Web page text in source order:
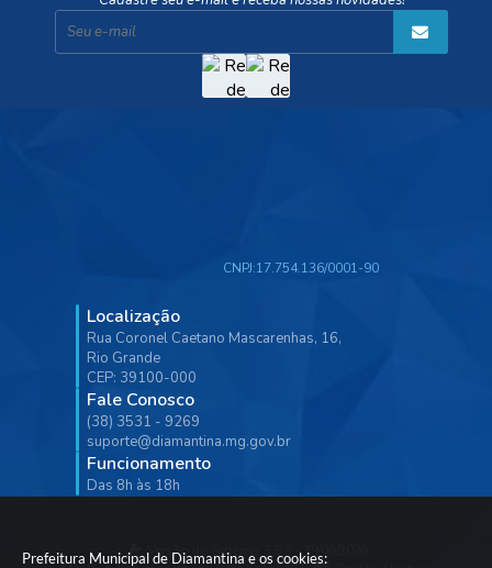
Prefeitura Municipal de Diamantina e os cookies:
Localização
Rua Coronel Caetano Mascarenhas, 16,
Rio Grande
CEP: 39100-000
Fale Conosco
(38) 3531 - 9269
suporte@diamantina.mg.gov.br
Funcionamento
Das 8h às 18h
CNPJ:17.754.136/0001-90
Versão do Sistema:
3.5.3 - 19/06/2026